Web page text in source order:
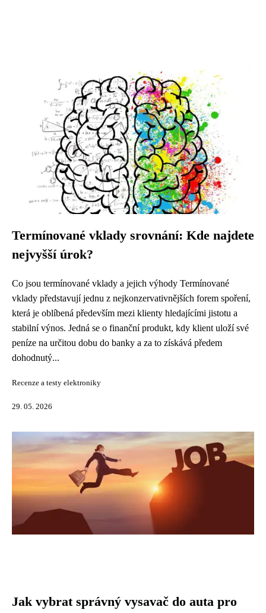
Termínované vklady srovnání: Kde najdete
nejvyšší úrok?
Co jsou termínované vklady a jejich výhody Termínované
vklady představují jednu z nejkonzervativnějších forem spoření,
která je oblíbená především mezi klienty hledajícími jistotu a
stabilní výnos. Jedná se o finanční produkt, kdy klient uloží své
peníze na určitou dobu do banky a za to získává předem
dohodnutý...
Recenze a testy elektroniky
29. 05. 2026
Jak vybrat správný vysavač do auta pro